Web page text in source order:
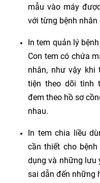
mẫu vào máy
với từng bệnh
In tem quản lý
Con tem có chứa
nhân, như vậy khi
tiện theo dõi tình
đem theo hồ sơ
nhau.
In tem chia liều
cần thiết cho
dụng và những lưu
sai dẫn đến những